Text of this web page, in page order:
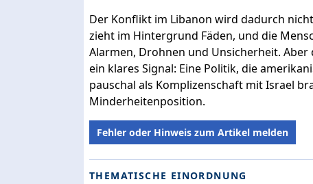
Der Konflikt im Libanon wird dadurch
zieht im Hintergrund Fäden, und die
Alarmen, Drohnen und Unsicherheit.
ein klares Signal: Eine Politik, die
pauschal als Komplizenschaft mit Israel
Minderheitenposition.
Fehler oder Hinweis zum Artikel melden
THEMATISCHE EINORDNUNG